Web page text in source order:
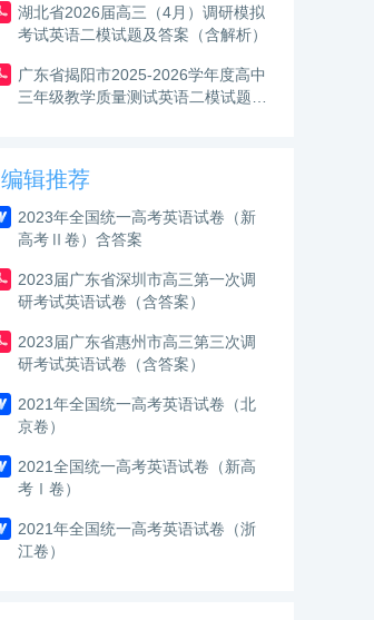
湖北省2026届高三（4月）调研模拟
考试英语二模试题及答案（含解析）
广东省揭阳市2025-2026学年度高中
三年级教学质量测试英语二模试题及
编辑推荐
2023年全国统一高考英语试卷（新
高考Ⅱ卷）含答案
2023届广东省深圳市高三第一次调
研考试英语试卷（含答案）
2023届广东省惠州市高三第三次调
研考试英语试卷（含答案）
2021年全国统一高考英语试卷（北
京卷）
2021全国统一高考英语试卷（新高
考Ⅰ卷）
2021年全国统一高考英语试卷（浙
江卷）